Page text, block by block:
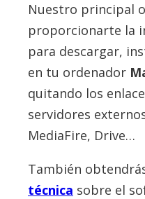
Nuestro principal
proporcionarte la
para descargar,
en tu ordenador
quitando los
servidores
MediaFire, Drive…
También
técnica sobre el